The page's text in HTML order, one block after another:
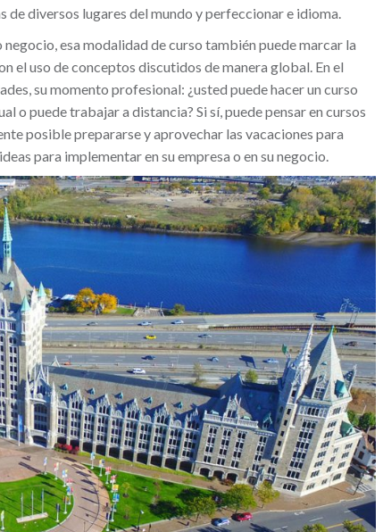
diversos lugares del mundo y perfeccionar e idioma.
esa modalidad de curso también puede marcar la
el uso de conceptos discutidos de manera global. En el
su momento profesional: ¿usted puede hacer un curso
o puede trabajar a distancia? Si sí, puede pensar en cursos
posible prepararse y aprovechar las vacaciones para
para implementar en su empresa o en su negocio.